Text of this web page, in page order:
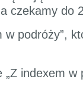
czekamy do
w podróży”,
indexem w